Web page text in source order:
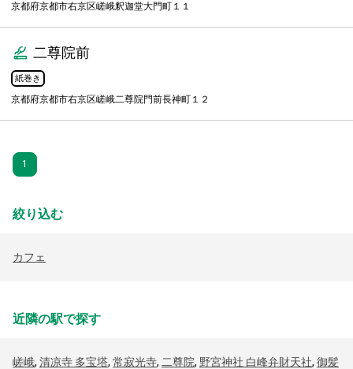
京都府京都市右京区嵯峨釈迦堂大門町１１
二尊院前
紙巻き
京都府京都市右京区嵯峨二尊院門前長神町１２
1
絞り込む
カフェ
近隣の駅で探す
嵯峨, 清凉寺 多宝塔, 常寂光寺, 二尊院, 野宮神社 白峰弁財天社, 御髪